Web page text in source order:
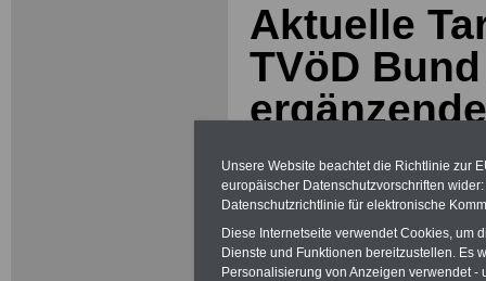
Aktuelle
TVöD
Tarifvertrag
Dienst (TVöD)
Unsere Website beachtet die Richtlinie zur
europäischer Datenschutzvorschriften
Datenschutzrichtlinie für elektronische
Diese Internetseite verwendet Cookies, um
Dienste und Funktionen bereitzustellen. Es
Personalisierung von Anzeigen verwendet